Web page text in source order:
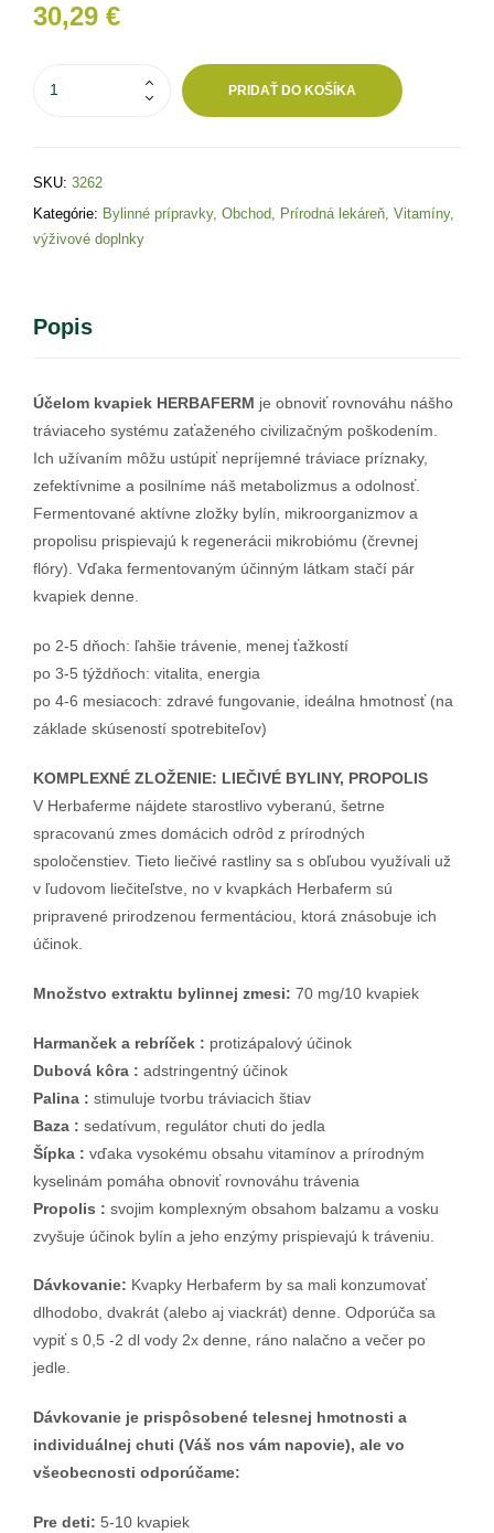
30,29 €
PRIDAŤ DO KOŠÍKA
SKU: 3262
Kategórie: Bylinné prípravky, Obchod Prírodná lekáreň Vitamíny,
výživové doplnky
Popis
Účelom kvapiek HERBAFERM je obnoviť rovnováhu nášho
tráviaceho systému zaťaženého civilizačným poškodením.
Ich užívaním môžu ustúpiť nepríjemné tráviace príznaky,
zefektívnime a posilníme náš metabolizmus a odolnosť.
Fermentované aktívne zložky bylín, mikroorganizmov a
propolisu prispievajú k regenerácii mikrobiómu (črevnej
flóry). Vďaka fermentovaným účinným látkam stačí pár
kvapiek denne.
po 2-5 dňoch: ľahšie trávenie, menej ťažkostí
po 3-5 týždňoch: vitalita, energia
po 4-6 mesiacoch: zdravé fungovanie, ideálna hmotnosť (na
základe skúseností spotrebiteľov)
KOMPLEXNÉ ZLOŽENIE: LIEČIVÉ BYLINY, PROPOLIS
V Herbaferme nájdete starostlivo vyberanú, šetrne
spracovanú zmes domácich odrôd z prírodných
spoločenstiev. Tieto liečivé rastliny sa s obľubou využívali už
v ľudovom liečiteľstve, no v kvapkách Herbaferm sú
pripravené prirodzenou fermentáciou, ktorá znásobuje ich
účinok.
Množstvo extraktu bylinnej zmesi: 70 mg/10 kvapiek
Harmanček a rebríček : protizápalový účinok
Dubová kôra : adstringentný účinok
Palina : stimuluje tvorbu tráviacich štiav
Baza : sedatívum, regulátor chuti do jedla
Šípka : vďaka vysokému obsahu vitamínov a prírodným
kyselinám pomáha obnoviť rovnováhu trávenia
Propolis : svojim komplexným obsahom balzamu a vosku
zvyšuje účinok bylín a jeho enzýmy prispievajú k tráveniu.
Dávkovanie: Kvapky Herbaferm by sa mali konzumovať
dlhodobo, dvakrát (alebo aj viackrát) denne. Odporúča sa
vypiť s 0,5 -2 dl vody 2x denne, ráno nalačno a večer po
jedle.
Dávkovanie je prispôsobené telesnej hmotnosti a
individuálnej chuti (Váš nos vám napovie), ale vo
všeobecnosti odporúčame:
Pre deti: 5-10 kvapiek